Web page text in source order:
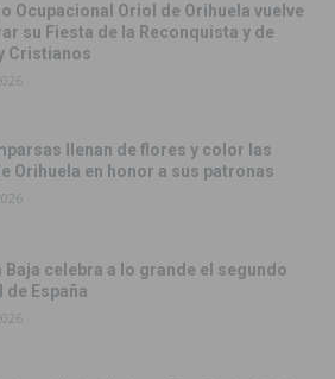
Ocupacional Oriol de Orihuela vuelve
su Fiesta de la Reconquista y de
Cristianos
llenan de flores y color las
Orihuela en honor a sus patronas
Baja celebra a lo grande el segundo
de España